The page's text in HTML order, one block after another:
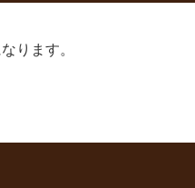
ります。